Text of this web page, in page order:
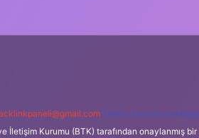
Teams:
İletişim Kurumu (BTK) tarafından